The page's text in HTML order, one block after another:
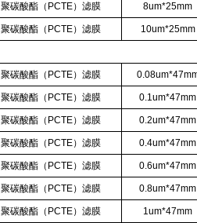
聚碳酸酯（ PCTE）滤膜 8um*25mm
聚碳酸酯（ PCTE）滤膜 10um*25mm
聚碳酸酯（ PCTE）滤膜
聚碳酸酯（ PCTE）滤膜 0.1um*47mm
聚碳酸酯（ PCTE）滤膜 0.2um*47mm
聚碳酸酯（ PCTE）滤膜 0.4um*47mm
聚碳酸酯（ PCTE）滤膜 0.6um*47mm
聚碳酸酯（ PCTE）滤膜 0.8um*47mm
聚碳酸酯（ PCTE）滤膜 1um*47mm